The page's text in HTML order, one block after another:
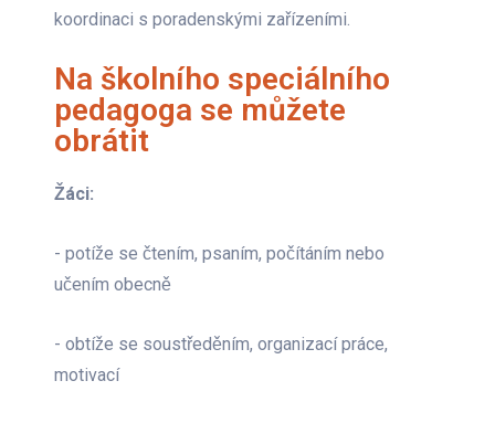
koordinaci s poradenskými zařízeními.
Na školního speciálního
pedagoga se můžete
obrátit
Žáci:
- potíže se čtením, psaním, počítáním nebo
učením obecně
- obtíže se soustředěním, organizací práce,
motivací